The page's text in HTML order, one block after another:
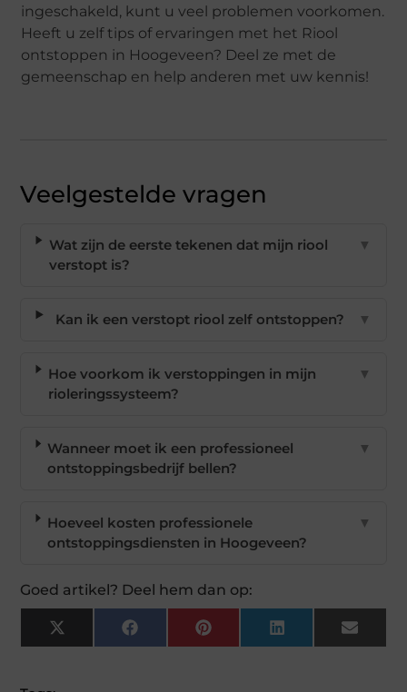
ingeschakeld, kunt u veel problemen voorkomen.
Heeft u zelf tips of ervaringen met het Riool
ontstoppen in Hoogeveen? Deel ze met de
gemeenschap en help anderen met uw kennis!
Veelgestelde vragen
Wat zijn de eerste tekenen dat mijn riool
verstopt is?
▼
Kan ik een verstopt riool zelf ontstoppen? ▼
Hoe voorkom ik verstoppingen in mijn
rioleringssysteem?
▼
Wanneer moet ik een professioneel
ontstoppingsbedrijf bellen?
▼
Hoeveel kosten professionele
ontstoppingsdiensten in Hoogeveen?
▼
Goed artikel? Deel hem dan op:
X
(Twitter)
FacebookPinterest LinkedIn Email